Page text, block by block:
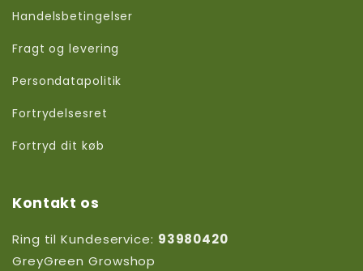
Handelsbetingelser
Fragt og levering
Persondatapolitik
Fortrydelsesret
Fortryd dit køb
Kontakt os
Ring til Kundeservice: 93980420
GreyGreen Growshop